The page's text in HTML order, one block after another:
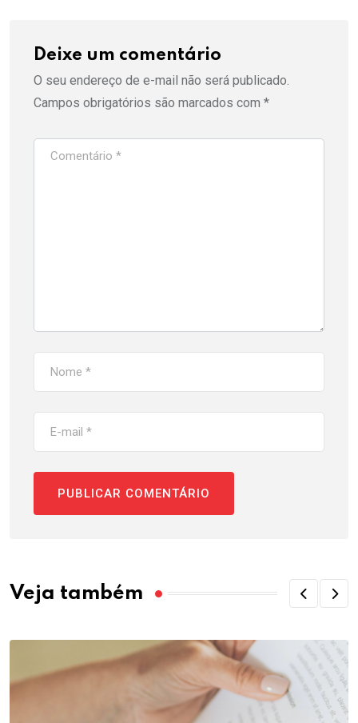
Deixe um comentário
O seu endereço de e-mail não será publicado.
Campos obrigatórios são marcados com *
Veja também